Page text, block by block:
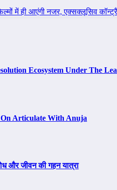
में ही आएंगी नजर, एक्सक्लूसिव
Ecosystem Under The
Articulate With Anuja
और जीवन की गहन यात्रा